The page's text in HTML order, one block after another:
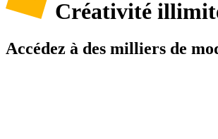
Créativité
Accédez à des milliers de